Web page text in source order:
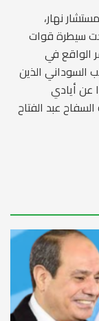
نهار،
سيطرة قوات
الواقع في
السوداني الذين
عن أيادي
عبد الفتاح